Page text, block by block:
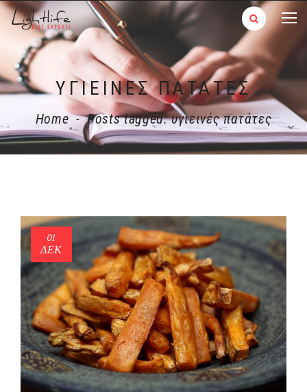
ΥΓΙΕΙΝΈΣ ΠΑΤΆΤΕΣ
Home - Posts tagged: υγιεινές πατάτες
01
ΔΕΚ